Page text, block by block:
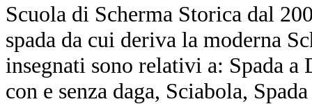
Scuola di Scherma Storica dal
spada da cui deriva la moderna
insegnati sono relativi a: Spada a
con e senza daga, Sciabola,